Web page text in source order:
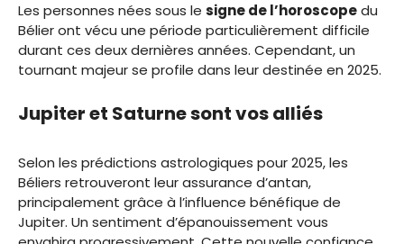
Les personnes nées sous le signe de l’horoscopedu
Bélier ont vécu une période particulièrement difficile
durant ces deux dernières années. Cependant, un
tournant majeur se profile dans leur destinée en 2025.
Jupiter et Saturne sont vos alliés
Selon les prédictions astrologiques pour 2025, les
Béliers retrouveront leur assurance d’antan,
principalement grâce à l’influence bénéfique de
Jupiter. Un sentiment d’épanouissement vous